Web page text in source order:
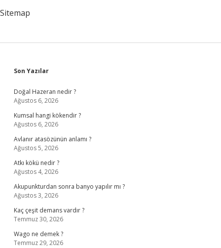
Sitemap
Sidebar
Son Yazılar
Doğal Hazeran nedir ?
Ağustos 6, 2026
Kumsal hangi kökendir ?
Ağustos 6, 2026
Avlanır atasözünün anlamı ?
Ağustos 5, 2026
Atkı kökü nedir ?
Ağustos 4, 2026
Akupunkturdan sonra banyo yapılır mı ?
Ağustos 3, 2026
Kaç çeşit demans vardır ?
Temmuz 30, 2026
Wago ne demek ?
Temmuz 29, 2026